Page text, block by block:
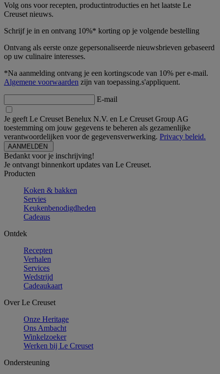
Volg ons voor recepten, productintroducties en het laatste Le
Creuset nieuws.
Schrijf je in en ontvang 10%* korting op je volgende bestelling
Ontvang als eerste onze gepersonaliseerde nieuwsbrieven gebaseerd
op uw culinaire interesses.
*Na aanmelding ontvang je een kortingscode van 10% per e-mail.
Algemene voorwaarden zijn van toepassing.s'appliquent.
E-mail
Je geeft Le Creuset Benelux N.V. en Le Creuset Group AG
toestemming om jouw gegevens te beheren als gezamenlijke
verantwoordelijken voor de gegevensverwerking. Privacy beleid.
Bedankt voor je inschrijving!
Je ontvangt binnenkort updates van Le Creuset.
Producten
Koken & bakken
Servies
Keukenbenodigdheden
Cadeaus
Ontdek
Recepten
Verhalen
Services
Wedstrijd
Cadeaukaart
Over Le Creuset
Onze Heritage
Ons Ambacht
Winkelzoeker
Werken bij Le Creuset
Ondersteuning